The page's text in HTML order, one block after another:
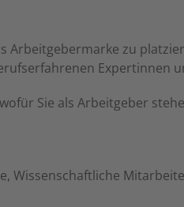
Arbeitgebermarke zu
Expertinnen
Sie als Arbeitgeber
Wissenschaftliche